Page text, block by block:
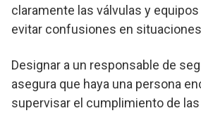
claramente las válvulas y equipos
evitar confusiones en
Designar a un responsable de
asegura que haya una persona
supervisar el cumplimiento de